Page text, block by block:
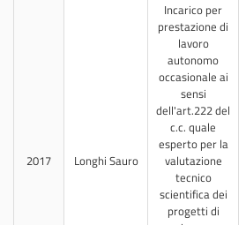
2017 Longhi Sauro
Incarico per
prestazione di
lavoro
autonomo
occasionale ai
sensi
dell'art.222 del
c.c. quale
esperto per la
valutazione
tecnico
scientifica dei
progetti di